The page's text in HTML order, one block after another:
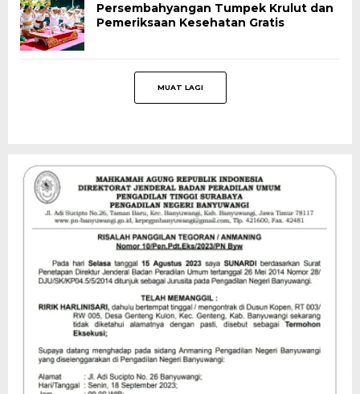
Persembahyangan Tumpek Krulut dan
Pemeriksaan Kesehatan Gratis